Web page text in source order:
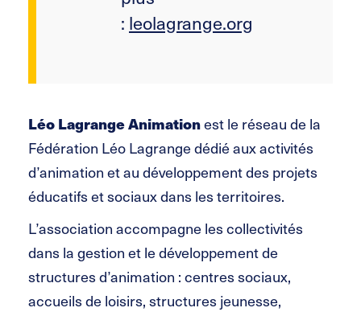
: leolagrange.org
Léo Lagrange Animationest le réseau de la
Fédération Léo Lagrange dédié aux activités
d’animation et au développement des projets
éducatifs et sociaux dans les territoires.
L’association accompagne les collectivités
dans la gestion et le développement de
structures d’animation : centres sociaux,
accueils de loisirs, structures jeunesse,